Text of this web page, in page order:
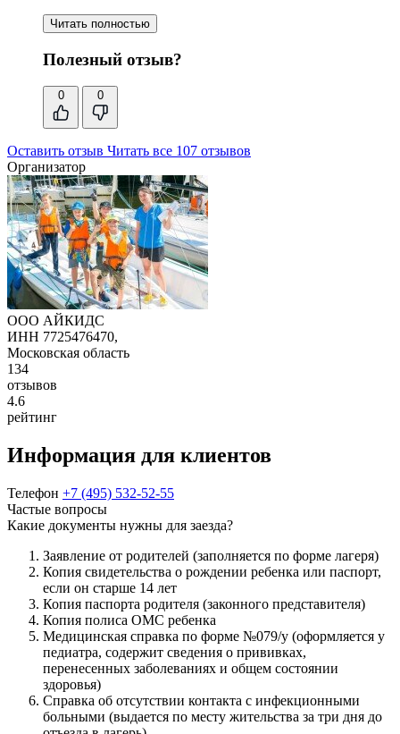
Читать полностью
Полезный отзыв?
0 0
Оставить отзыв Читать все 107 отзывов
Организатор
ООО АЙКИДС
ИНН 7725476470,
Московская область
134
отзывов
4.6
рейтинг
Информация для клиентов
Телефон +7 (495) 532-52-55
Частые вопросы
Какие документы нужны для заезда?
Заявление от родителей (заполняется по форме лагеря)
Копия свидетельства о рождении ребенка или паспорт,
если он старше 14 лет
Копия паспорта родителя (законного представителя)
Копия полиса ОМС ребенка
Медицинская справка по форме №079/у (оформляется у
педиатра, содержит сведения о прививках,
перенесенных заболеваниях и общем состоянии
здоровья)
Справка об отсутствии контакта с инфекционными
больными (выдается по месту жительства за три дня до